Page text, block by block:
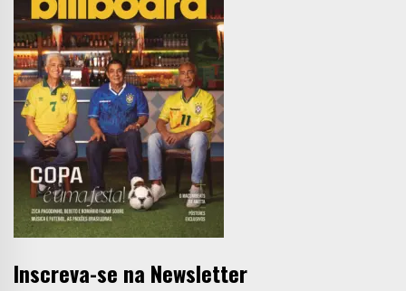
Inscreva-se na Newsletter